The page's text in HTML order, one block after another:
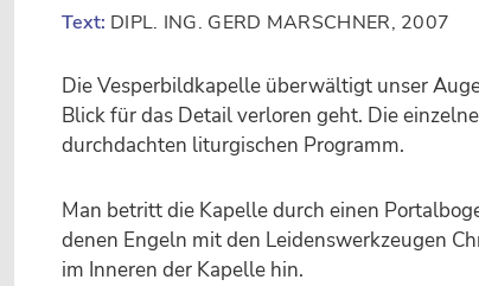
Text: DIPL. ING. GERD MARSCHNER, 2007
Die Vesperbildkapelle überwältigt unser
Blick für das Detail verloren geht. Die
durchdachten liturgischen Programm.
Man betritt die Kapelle durch einen
denen Engeln mit den Leidenswerkzeugen
im Inneren der Kapelle hin.